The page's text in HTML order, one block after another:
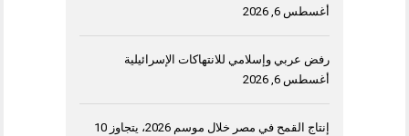
أغسطس 6, 2026
رفض عربي وإسلامي للانتهاكات الإسرائيلية
أغسطس 6, 2026
إنتاج القمح في مصر خلال موسم 2026، يتجاوز 10